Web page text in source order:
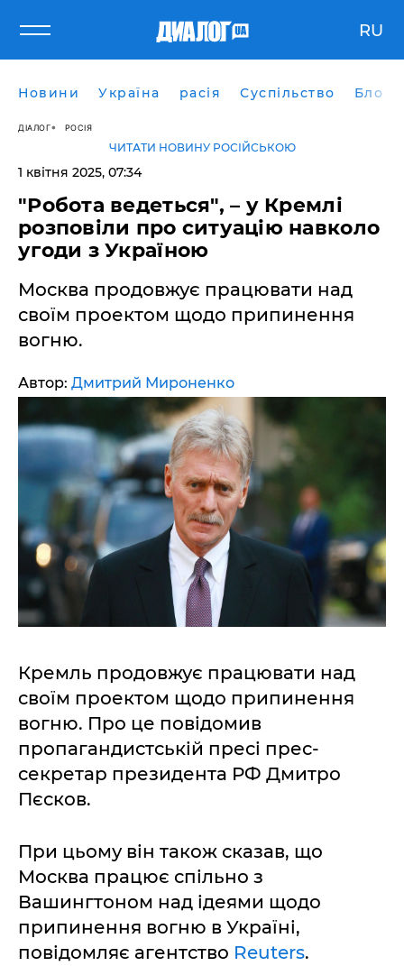
RU
Новини Україна расія Суспільство Блоги
ДІАЛОГ РОСІЯ
ЧИТАТИ НОВИНУ РОСІЙСЬКОЮ
1 квітня 2025, 07:34
"Робота ведеться", – у Кремлі
розповіли про ситуацію навколо
угоди з Україною
Москва продовжує працювати над
своїм проектом щодо припинення
вогню.
Автор: Дмитрий Мироненко
Кремль продовжує працювати над
своїм проектом щодо припинення
вогню. Про це повідомив
пропагандистській пресі прес-
секретар президента РФ Дмитро
Пєсков.
При цьому він також сказав, що
Москва працює спільно з
Вашингтоном над ідеями щодо
припинення вогню в Україні,
повідомляє агентство Reuters.